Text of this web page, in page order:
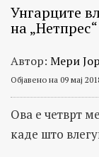
Унгарците
на „Нетпрес“
Автор: Мери
Објавено на 09 мај
Ова е четврт
каде што